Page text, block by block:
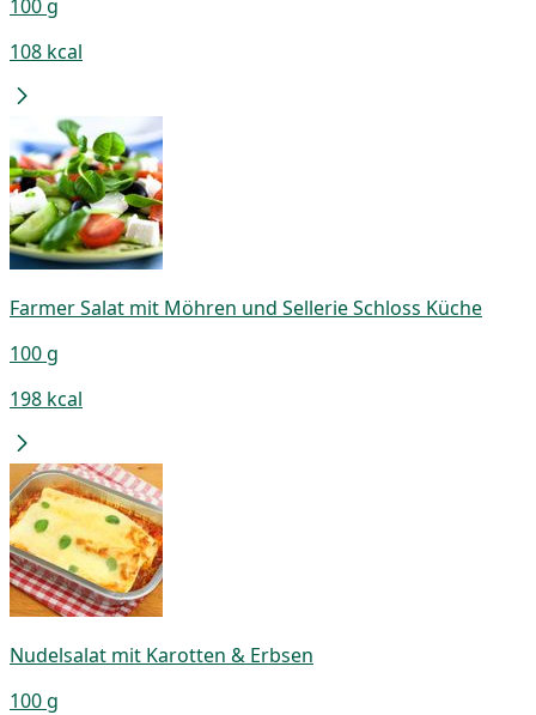
100 g
108 kcal
Farmer Salat mit Möhren und Sellerie Schloss Küche
100 g
198 kcal
Nudelsalat mit Karotten & Erbsen
100 g